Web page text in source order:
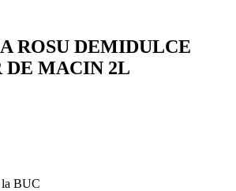
ROSU DEMIDULCE
DE MACIN 2L
la BUC